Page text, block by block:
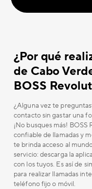
¿Por qué
de Cabo
BOSS
¿Alguna vez te
contacto sin gastar una
¡No busques más!
confiable de llamadas y
te brinda acceso al
servicio: descarga la
con los tuyos. Es así de
para realizar llamadas
teléfono fijo o móvil.